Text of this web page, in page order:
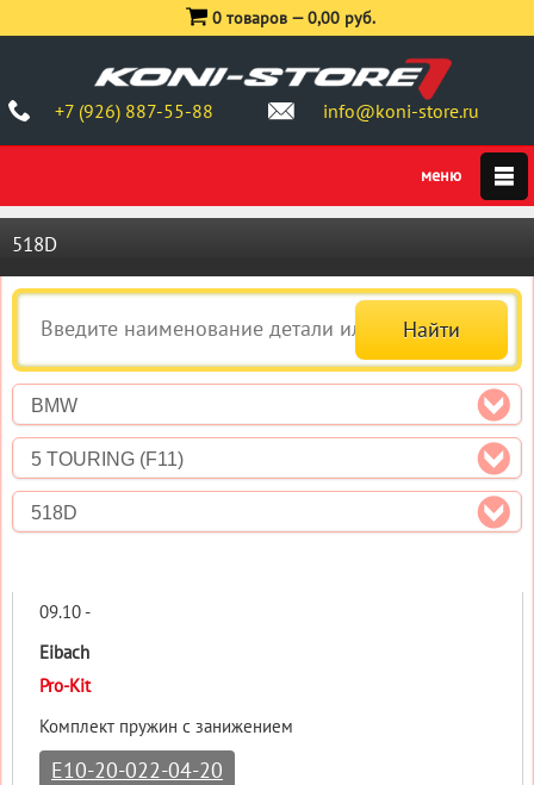
+7 (926) 887-55-88 info@koni-store.ru
0 товаров —0,00 руб.
518D
BMW
5 TOURING (F11)
518D
09.10 -
Eibach
Pro-Kit
Комплект пружин с занижением
E10-20-022-04-20